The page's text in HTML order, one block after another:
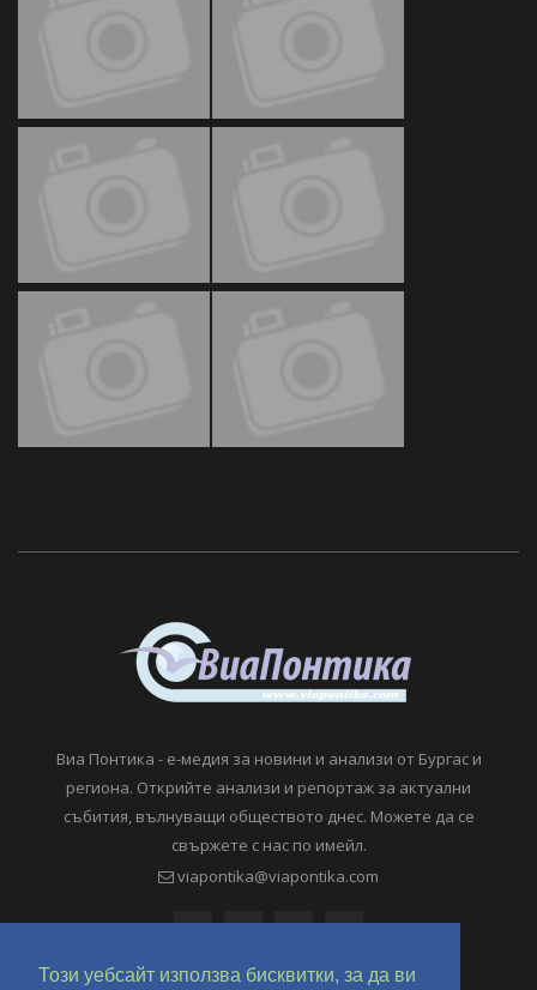
Този уебсайт използва бисквитки, за да ви
Виа Понтика - е-медия за новини и анализи от Бургас и
региона. Открийте анализи и репортаж за актуални
събития, вълнуващи обществото днес. Можете да се
свържете с нас по имейл.
viapontika@viapontika.com